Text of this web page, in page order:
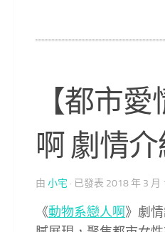
【都市
啊 劇情
由 小宅 · 已發表 2018 年 3 月
《動物系戀人啊》劇